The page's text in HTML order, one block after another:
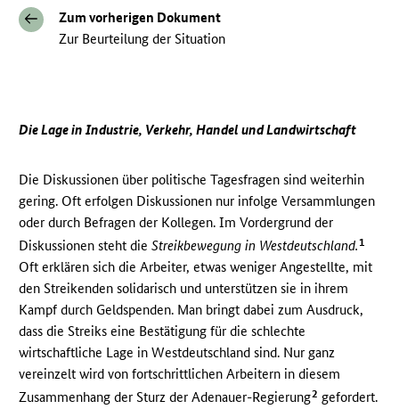
Zum vorherigen Dokument
Zur Beurteilung der Situation
Die Lage in Industrie, Verkehr, Handel und Landwirtschaft
Die Diskussionen über politische Tagesfragen sind weiterhin
gering. Oft erfolgen Diskussionen nur infolge Versammlungen
oder durch Befragen der Kollegen. Im Vordergrund der
Diskussionen steht dieStreikbewegung in Westdeutschland.1
Oft erklären sich die Arbeiter, etwas weniger Angestellte, mit
den Streikenden solidarisch und unterstützen sie in ihrem
Kampf durch Geldspenden. Man bringt dabei zum Ausdruck,
dass die Streiks eine Bestätigung für die schlechte
wirtschaftliche Lage in Westdeutschland sind. Nur ganz
vereinzelt wird von fortschrittlichen Arbeitern in diesem
Zusammenhang der Sturz der Adenauer-Regierung2 gefordert.